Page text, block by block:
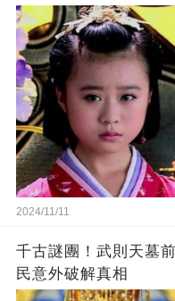
2024/11/11
千古謎團！武則天墓
民意外破解真相